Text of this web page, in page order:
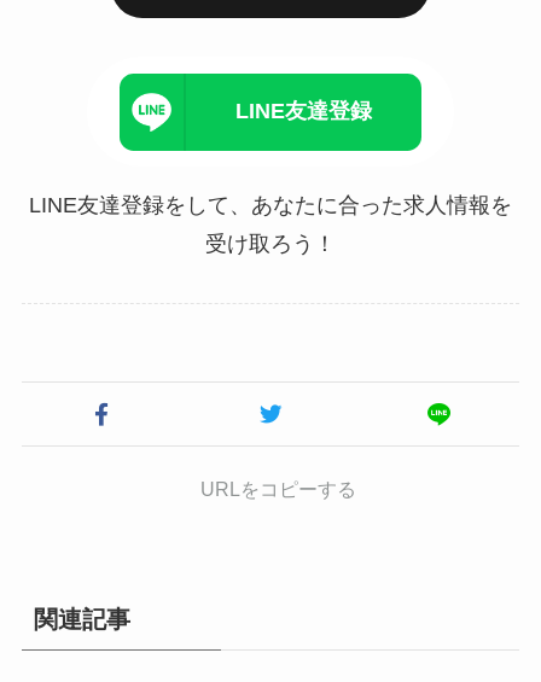
LINE友達登録
LINE友達登録をして、あなたに合った求人情報を
受け取ろう！
URLをコピーする
関連記事